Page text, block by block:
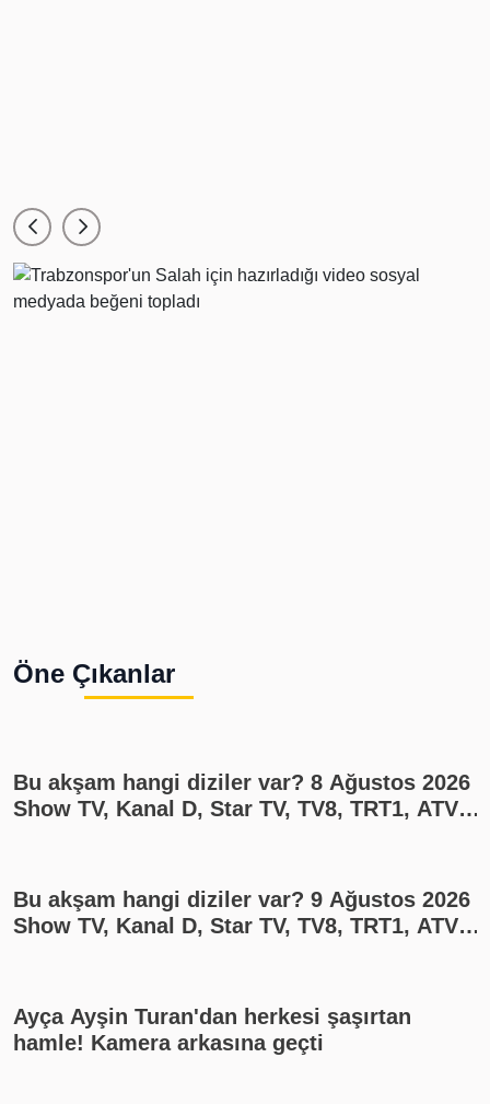
Öne Çıkanlar
Bu akşam hangi diziler var? 8 Ağustos 2026
Show TV, Kanal D, Star TV, TV8, TRT1, ATV
Bu akşam hangi diziler var? 9 Ağustos 2026
Show TV, Kanal D, Star TV, TV8, TRT1, ATV
Ayça Ayşin Turan'dan herkesi şaşırtan
hamle! Kamera arkasına geçti